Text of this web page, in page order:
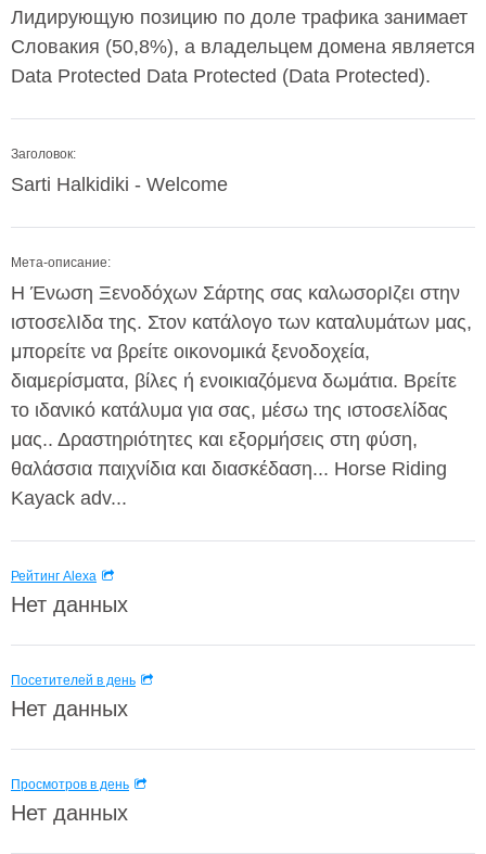
Лидирующую позицию по доле трафика занимает
Словакия (50,8%), а владельцем домена является
Data Protected Data Protected (Data Protected).
Заголовок:
Sarti Halkidiki - Welcome
Мета-описание:
Η Ένωση Ξενοδόχων Σάρτης σας καλωσορΙζει στην
ιστοσελΙδα της. Στον κατάλογο των καταλυμάτων μας,
μπορείτε να βρείτε οικονομικά ξενοδοχεία,
διαμερίσματα, βίλες ή ενοικιαζόμενα δωμάτια. Βρείτε
το ιδανικό κατάλυμα για σας, μέσω της ιστοσελίδας
μας.. Δραστηριότητες και εξορμήσεις στη φύση,
θαλάσσια παιχνίδια και διασκέδαση... Horse Riding
Kayack adv...
Рейтинг Alexa
Нет данных
Посетителей в день
Нет данных
Просмотров в день
Нет данных